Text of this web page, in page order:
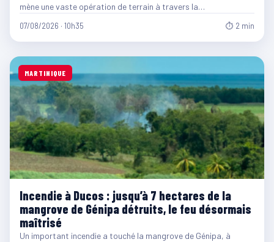
mène une vaste opération de terrain à travers la…
07/08/2026 · 10h35 ⏱ 2 min
MARTINIQUE
Incendie à Ducos : jusqu’à 7 hectares de la
mangrove de Génipa détruits, le feu désormais
maîtrisé
Un important incendie a touché la mangrove de Génipa, à